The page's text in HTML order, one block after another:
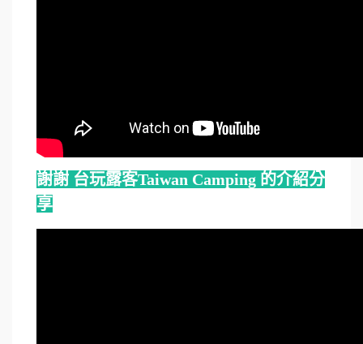
謝謝 台玩露客Taiwan Camping 的介紹分
享